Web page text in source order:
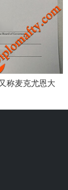
称麦克尤恩大